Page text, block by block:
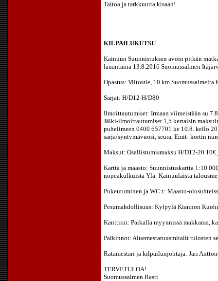
Taitoa ja tarkkuutta kisaan!
KILPAILUKUTSU
Kainuun Suunnistuksen avoin pitkän
lauantaina 13.8.2016 Suomussalmen
Opastus: Viitostie, 10 km Suomussalmelta
Sarjat: H/D12-H/D80
Ilmoittautumiset: Irmaan viimeistään su
Jälki-ilmoittautumiset 1,5 kertaisin
puhelimeen 0400 657701 ke 10.8. kello
sarja/syntymävuosi, seura, Emit- kortin
Maksut: Osallistumismaksu H/D12-20
Kartta ja maasto: Suunnistuskartta 1:10
nopeakulkuista Ylä- Kainuulaista
Pukeutuminen ja WC:t: Maasto-
Pesumahdollisuus: Kylpylä Kiannon
Kanttiini: Paikalla myynnissä makkaraa,
Palkinnot: Aluemestaruusmitalit tulosten
Ratamestari ja kilpailunjohtaja: Jari
TERVETULOA!
Suomussalmen Rasti